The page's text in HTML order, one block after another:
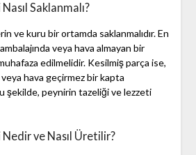
Saklanmalı?
ve kuru bir ortamda saklanmalıdır. En
veya hava almayan bir
edilmelidir. Kesilmiş parça ise,
veya hava geçirmez bir kapta
şekilde, peynirin tazeliği ve lezzeti
ve Nasıl Üretilir?